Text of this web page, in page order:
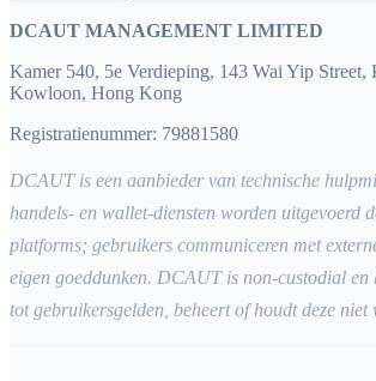
DCAUT MANAGEMENT LIMITED
Kamer 540, 5e Verdieping, 143 Wai Yip Street,
Kowloon, Hong Kong
Registratienummer: 79881580
DCAUT is een aanbieder van technische
handels- en wallet-diensten worden uitgevoerd
platforms; gebruikers communiceren met
eigen goeddunken. DCAUT is non-custodial en
tot gebruikersgelden, beheert of houdt deze niet